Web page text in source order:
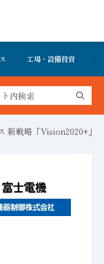
工場・設備投資
はこちら
新戦略「Vision2020+」